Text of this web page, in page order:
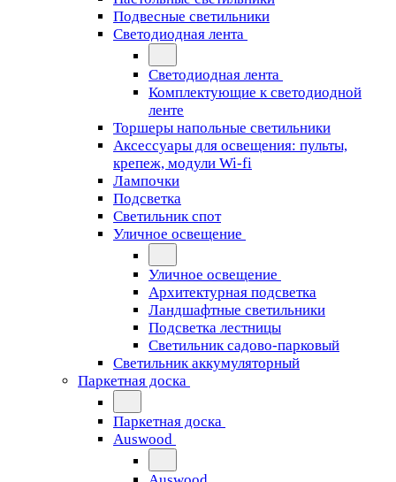
Подвесные светильники
Светодиодная лента
Светодиодная лента
Комплектующие к светодиодной
ленте
Торшеры напольные светильники
Аксессуары для освещения: пульты,
крепеж, модули Wi-fi
Лампочки
Подсветка
Светильник спот
Уличное освещение
Уличное освещение
Архитектурная подсветка
Ландшафтные светильники
Подсветка лестницы
Светильник садово-парковый
Светильник аккумуляторный
Паркетная доска
Паркетная доска
Auswood